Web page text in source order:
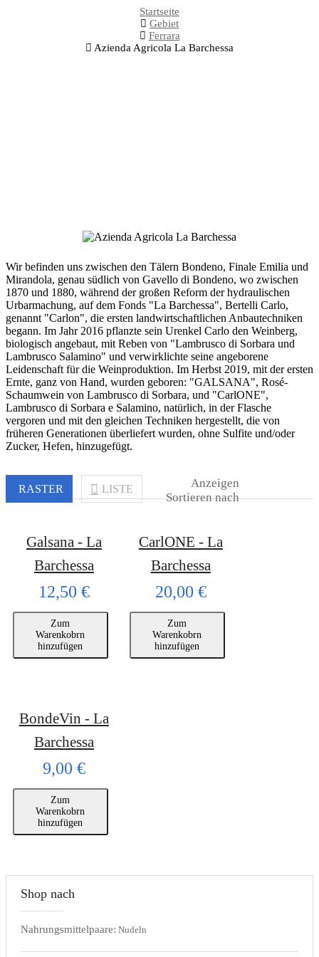
Startseite
Gebiet
Ferrara
Azienda Agricola La Barchessa
Wir befinden uns zwischen den Tälern Bondeno, Finale Emilia und
Mirandola, genau südlich von Gavello di Bondeno, wo zwischen
1870 und 1880, während der großen Reform der hydraulischen
Urbarmachung, auf dem Fonds "La Barchessa", Bertelli Carlo,
genannt "Carlon", die ersten landwirtschaftlichen Anbautechniken
begann. Im Jahr 2016 pflanzte sein Urenkel Carlo den Weinberg,
biologisch angebaut, mit Reben von "Lambrusco di Sorbara und
Lambrusco Salamino" und verwirklichte seine angeborene
Leidenschaft für die Weinproduktion. Im Herbst 2019, mit der ersten
Ernte, ganz von Hand, wurden geboren: "GALSANA", Rosé-
Schaumwein von Lambrusco di Sorbara, und "CarlONE",
Lambrusco di Sorbara e Salamino, natürlich, in der Flasche
vergoren und mit den gleichen Techniken hergestellt, die von
früheren Generationen überliefert wurden, ohne Sulfite und/oder
Zucker, Hefen, hinzugefügt.
RASTER LISTE
Anzeigen
Sortieren nach
Galsana - La
Barchessa
12,50 €
Zum
Warenkobrn
hinzufügen
CarlONE - La
Barchessa
20,00 €
Zum
Warenkobrn
hinzufügen
BondeVin - La
Barchessa
9,00 €
Zum
Warenkobrn
hinzufügen
Shop nach
Nahrungsmittelpaare: Nudeln